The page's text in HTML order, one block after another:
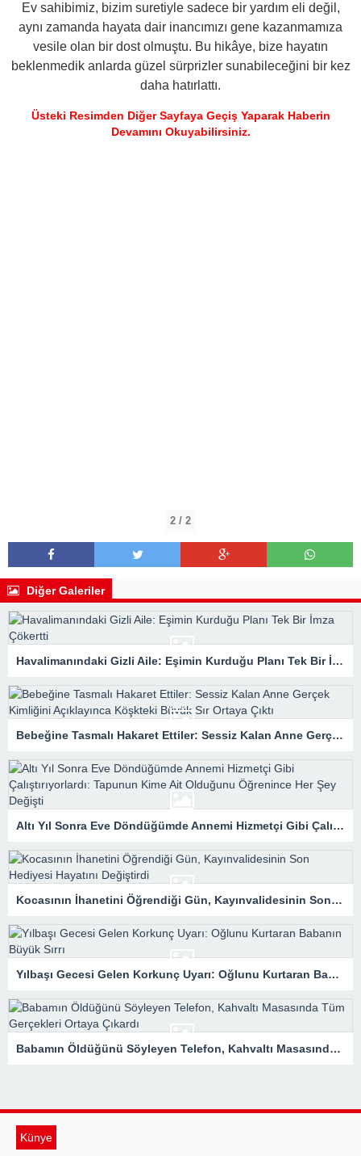
Ev sahibimiz, bizim suretiyle sadece bir yardım eli değil,
aynı zamanda hayata dair inancımızı gene kazanmamıza
vesile olan bir dost olmuştu. Bu hikâye, bize hayatın
beklenmedik anlarda güzel sürprizler sunabileceğini bir kez
daha hatırlattı.
Üsteki Resimden Diğer Sayfaya Geçiş Yaparak Haberin
Devamını Okuyabilirsiniz.
2 / 2
Diğer Galeriler
Havalimanındaki Gizli Aile: Eşimin Kurduğu Planı Tek Bir İmza Çökertti
Bebeğine Tasmalı Hakaret Ettiler: Sessiz Kalan Anne Gerçek Kimliğini Açıklayınca Köşkteki Büyük Sır Ortaya Çıktı
Altı Yıl Sonra Eve Döndüğümde Annemi Hizmetçi Gibi Çalıştırıyorlardı: Tapunun Kime Ait Olduğunu Öğrenince Her Şey Değişti
Kocasının İhanetini Öğrendiği Gün, Kayınvalidesinin Son Hediyesi Hayatını Değiştirdi
Yılbaşı Gecesi Gelen Korkunç Uyarı: Oğlunu Kurtaran Babanın Büyük Sırrı
Babamın Öldüğünü Söyleyen Telefon, Kahvaltı Masasında Tüm Gerçekleri Ortaya Çıkardı
Künye